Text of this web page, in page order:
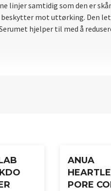
samtidig som den er
mot uttørking. Den
hjelper til med å
brukes om kvelden. Følg opp
ANUA
PORE